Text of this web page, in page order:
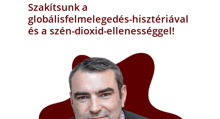
Szakítsunk a
globálisfelmelegedés-hisztériával
és a szén-dioxid-ellenességgel!